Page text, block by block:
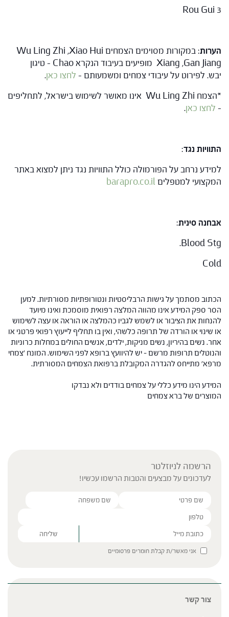
Rou Gui 3
הערות
: במקורות מסוימים הצמחים Wu Ling Zhi ,Xiao Hui
Xiang ,Gan Jiang מופיעים בעיבוד הנקרא Chao – טיגון
יבש. לפירוט על עיבודי צמחים ומשמעותם – לחצו כאן.
*הצמח Wu Ling Zhi אינו מאושר לשימוש בישראל, לתחליפים
– לחצו כאן.
התוויות נגד:
למידע נרחב על הפורמולה כולל התוויות נגד ניתן למצוא באתר
המקצועי למטפליםbarapro.co.il
אבחנה סינית:
Blood Stg.
Cold
הכתוב מסתמך על גישות הרבליסטיות ונטורופתיות מסורתיות. למען
הסר ספק המידע אינו מהווה המלצה רפואית מוסמכת ואינו מיועד
להנחות את הציבור או לשמש לגביו כהמלצה או הוראה או עצה לשימוש
או שינוי או הורדה של תרופה כלשהי, ואין בו תחליף לייעוץ רפואי פרטני או
אחר. נשים בהיריון, נשים מניקות, ילדים, אנשים החולים במחלות כרוניות
והנוטלים תרופות מרשם – יש להיוועץ ברופא לפני השימוש. המונח 'צמחי
מרפא' מתייחס להגדרה המקובלת ברפואת הצמחים המסורתית.
המידע הינו מידע כללי על צמחים בודדים ולא נבדקו
המוצרים של ברא צמחים
הרשמה לניוזלטר
לעדכונים על מבצעים והטבות הרשמו עכשיו!
Please leave this field empty.
אני מאשר/ת קבלת חומרים פרסומיים
צור קשר